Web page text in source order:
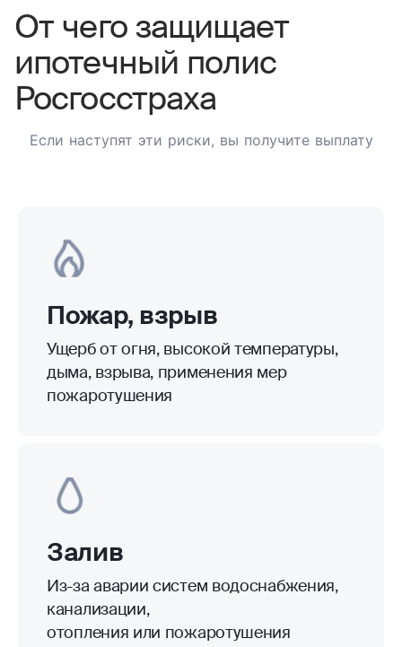
От чего защищает
ипотечный полис
Росгосстраха
Если наступят эти риски, вы получите выплату
Пожар, взрыв
Ущерб от огня, высокой температуры,
дыма, взрыва, применения мер
пожаротушения
Залив
Из-за аварии систем водоснабжения,
канализации,
отопления или пожаротушения